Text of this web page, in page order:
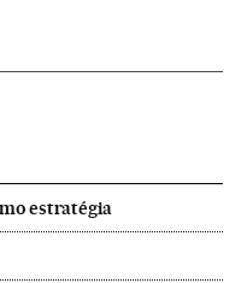
estratégia